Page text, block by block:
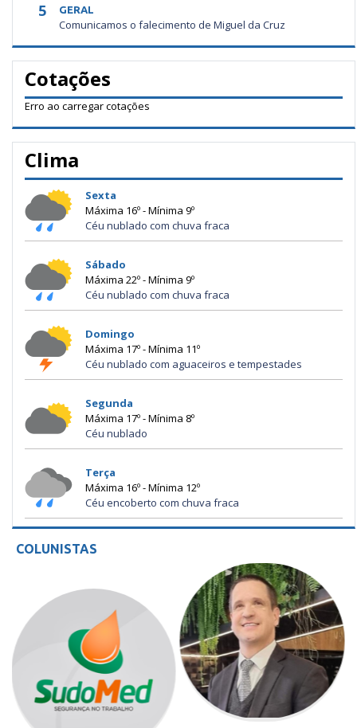
5 GERAL
Comunicamos o falecimento de Miguel da Cruz
Cotações
Erro ao carregar cotações
Clima
Sexta
Máxima 16º - Mínima 9º
Céu nublado com chuva fraca
Sábado
Máxima 22º - Mínima 9º
Céu nublado com chuva fraca
Domingo
Máxima 17º - Mínima 11º
Céu nublado com aguaceiros e tempestades
Segunda
Máxima 17º - Mínima 8º
Céu nublado
Terça
Máxima 16º - Mínima 12º
Céu encoberto com chuva fraca
COLUNISTAS